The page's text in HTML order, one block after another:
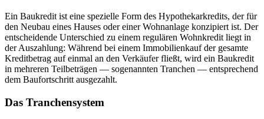
Ein Baukredit ist eine spezielle Form des Hypothekarkredits, der für
den Neubau eines Hauses oder einer Wohnanlage konzipiert ist. Der
entscheidende Unterschied zu einem regulären Wohnkredit liegt in
der Auszahlung: Während bei einem Immobilienkauf der gesamte
Kreditbetrag auf einmal an den Verkäufer fließt, wird ein Baukredit
in mehreren Teilbeträgen — sogenannten Tranchen — entsprechend
dem Baufortschritt ausgezahlt.
Das Tranchensystem